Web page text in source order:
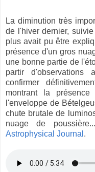
La diminution très
de l'hiver dernier,
plus avait pu être
présence d'un gros
une bonne partie de
partir d'observations
confirmer
montrant la
l'enveloppe de
chute brutale de
nuage de
Astrophysical Journal .